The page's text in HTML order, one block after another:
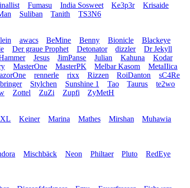
Fumasu India Sosweet Ke3p3r
Krisaide
Suliban Tanith TS3N6
awacs BeMine Benny Bionicle
Blackeye
Der graue Prophet Detonator dizzler
Dr Jekyll
Jesus JimPanse Julian Kahuna
Kodar
MasterOne MasterPK Melbar Kasom
MetaIIica
rennerle rixx Rizzen RoiDanton
sC4Re
Stylchen Sunshine 1 Tao Taurus
te2wo
Zottel ZuZi Zupfi ZyMetH
Keiner Marina Mathes Mirshan
Muhawia
Mischbäck Neon Philtaer Pluto
RedEye